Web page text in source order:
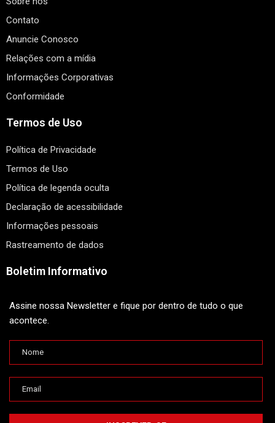
Contato
Anuncie Conosco
Relações com a mídia
Informações Corporativas
Conformidade
Termos de Uso
Política de Privacidade
Termos de Uso
Política de legenda oculta
Declaração de acessibilidade
Informações pessoais
Rastreamento de dados
Boletim Informativo
Assine nossa Newsletter e fique por dentro de tudo o que
acontece.